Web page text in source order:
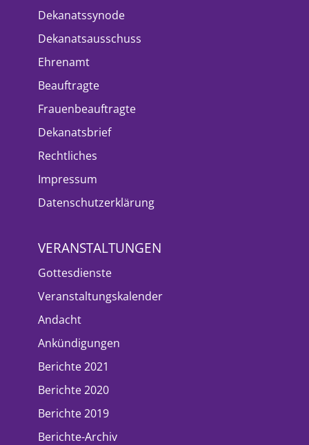
Dekanatssynode
Dekanatsausschuss
Ehrenamt
Beauftragte
Frauenbeauftragte
Dekanatsbrief
Rechtliches
Impressum
Datenschutzerklärung
VERANSTALTUNGEN
Gottesdienste
Veranstaltungskalender
Andacht
Ankündigungen
Berichte 2021
Berichte 2020
Berichte 2019
Berichte-Archiv